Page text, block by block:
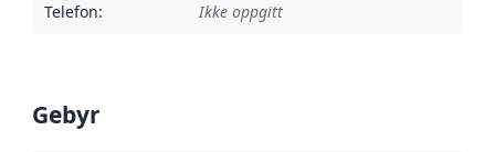
Telefon: Ikke oppgitt
Gebyr